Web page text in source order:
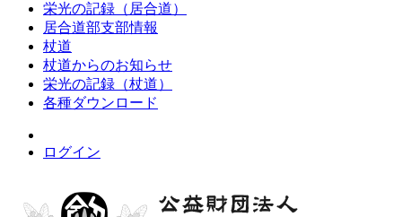
栄光の記録（居合道）
居合道部支部情報
杖道
杖道からのお知らせ
栄光の記録（杖道）
各種ダウンロード
ログイン